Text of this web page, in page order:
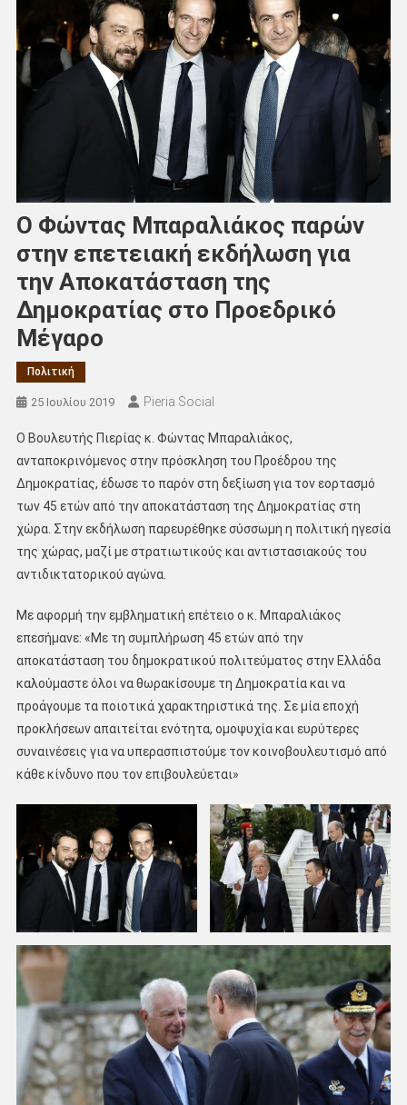
Ο Φώντας Μπαραλιάκος παρών
στην επετειακή εκδήλωση για
την Αποκατάσταση της
Δημοκρατίας στο Προεδρικό
Μέγαρο
Πολιτική
25 Ιουλίου 2019 Pieria Social
Ο Βουλευτής Πιερίας κ. Φώντας Μπαραλιάκος,
ανταποκρινόμενος στην πρόσκληση του Προέδρου της
Δημοκρατίας, έδωσε το παρόν στη δεξίωση για τον εορτασμό
των 45 ετών από την αποκατάσταση της Δημοκρατίας στη
χώρα. Στην εκδήλωση παρευρέθηκε σύσσωμη η πολιτική ηγεσία
της χώρας, μαζί με στρατιωτικούς και αντιστασιακούς του
αντιδικτατορικού αγώνα.
Με αφορμή την εμβληματική επέτειο ο κ. Μπαραλιάκος
επεσήμανε: «Με τη συμπλήρωση 45 ετών από την
αποκατάσταση του δημοκρατικού πολιτεύματος στην Ελλάδα
καλούμαστε όλοι να θωρακίσουμε τη Δημοκρατία και να
προάγουμε τα ποιοτικά χαρακτηριστικά της. Σε μία εποχή
προκλήσεων απαιτείται ενότητα, ομοψυχία και ευρύτερες
συναινέσεις για να υπερασπιστούμε τον κοινοβουλευτισμό από
κάθε κίνδυνο που τον επιβουλεύεται»